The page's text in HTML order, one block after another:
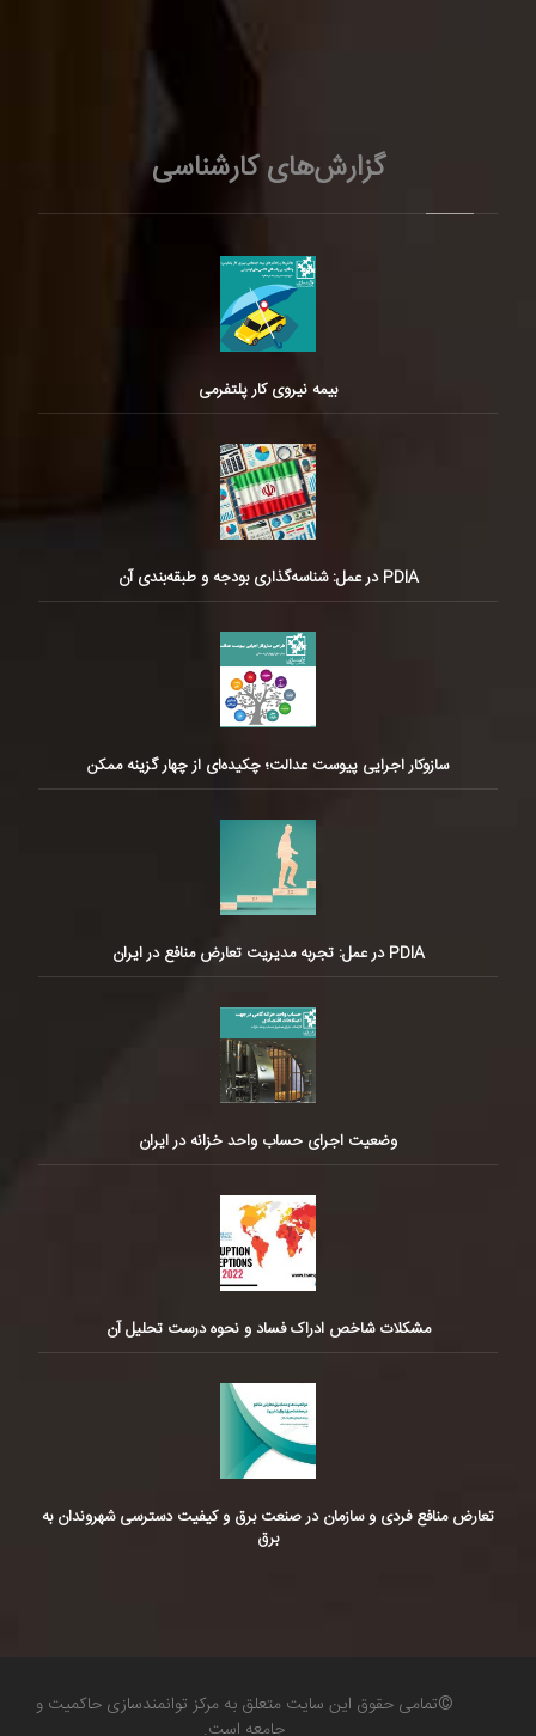
گزارش‌های کارشناسی
بیمه نیروی کار پلتفرمی
PDIA در عمل: شناسه‌گذاری بودجه و طبقه‌بندی آن
سازوکار اجرایی پیوست عدالت؛ چکیده‌ای از چهار گزینه ممکن
PDIA در عمل: تجربه مدیریت تعارض منافع در ایران
وضعیت اجرای حساب واحد خزانه در ایران
مشکلات شاخص ادراک فساد و نحوه درست تحلیل آن
تعارض منافع فردی و سازمان در صنعت برق و کیفیت دسترسی شهروندان به
برق
©تمامی حقوق این سایت متعلق به مرکز توانمندسازی حاکمیت و